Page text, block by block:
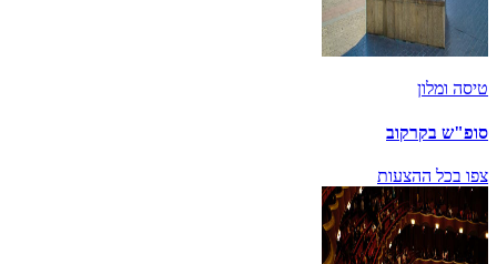
טיסה ומלון
סופ"ש בקרקוב
צפו בכל ההצעות